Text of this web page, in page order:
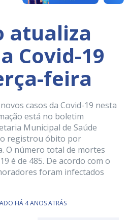
atualiza
Covid-19
feira
casos da Covid-19 nesta
está no boletim
Municipal de Saúde
registrou óbito por
O número total de mortes
é de 485. De acordo com o
foram infectados
HÁ 4 ANOS ATRÁS